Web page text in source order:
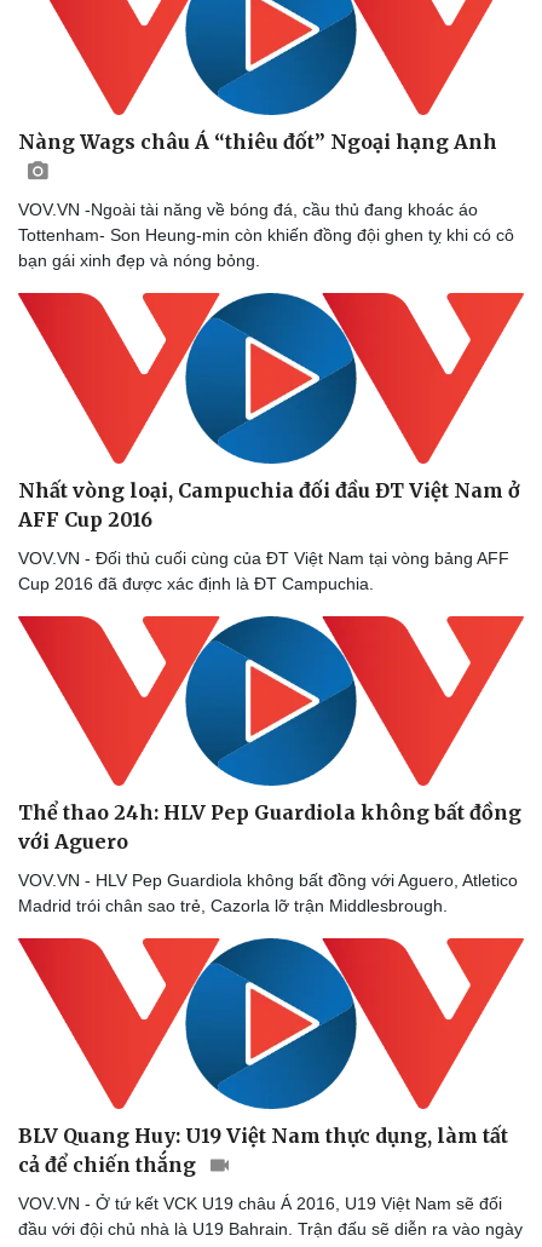
Sức khỏe
Dinh dưỡng - món ngon
Cây thuốc
Sản phụ khoa
Nhi khoa
Nam khoa
Làm đẹp - giảm cân
Phòng mạch online
Ăn sạch sống khỏe
Nhà đẹp
Blog
Tình yêu - Gia đình
Nàng Wags châu Á “thiêu đốt” Ngoại hạng Anh
VOV.VN -Ngoài tài năng về bóng đá, cầu thủ đang khoác áo
Tottenham- Son Heung-min còn khiến đồng đội ghen tỵ khi có cô
bạn gái xinh đẹp và nóng bỏng.
Nhất vòng loại, Campuchia đối đầu ĐT Việt Nam ở
AFF Cup 2016
VOV.VN - Đối thủ cuối cùng của ĐT Việt Nam tại vòng bảng AFF
Cup 2016 đã được xác định là ĐT Campuchia.
Thể thao 24h: HLV Pep Guardiola không bất đồng
với Aguero
VOV.VN - HLV Pep Guardiola không bất đồng với Aguero, Atletico
Madrid trói chân sao trẻ, Cazorla lỡ trận Middlesbrough.
BLV Quang Huy: U19 Việt Nam thực dụng, làm tất
cả để chiến thắng
VOV.VN - Ở tứ kết VCK U19 châu Á 2016, U19 Việt Nam sẽ đối
đầu với đội chủ nhà là U19 Bahrain. Trận đấu sẽ diễn ra vào ngày